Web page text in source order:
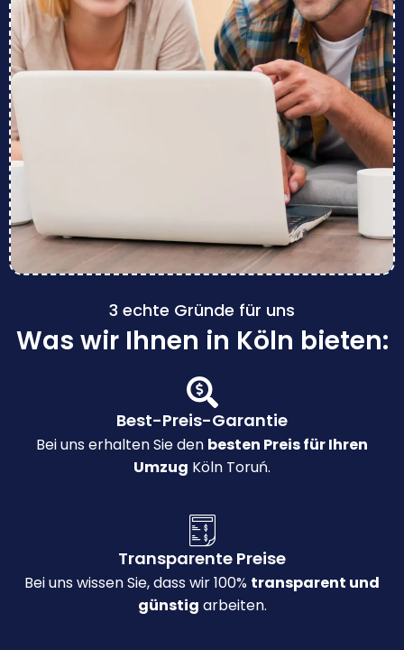
3 echte Gründe für uns
Was wir Ihnen in Köln bieten:
Best-Preis-Garantie
Bei uns erhalten Sie den besten Preis für Ihren
Umzug Köln Toruń.
Transparente Preise
Bei uns wissen Sie, dass wir 100% transparent und
günstig arbeiten.